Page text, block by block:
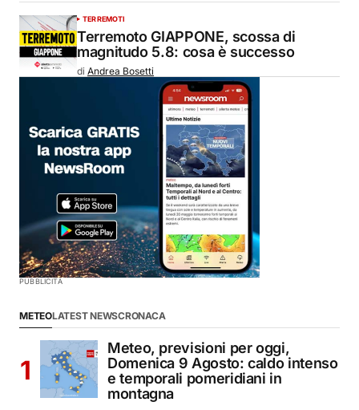
TERREMOTI
Terremoto GIAPPONE, scossa di
magnitudo 5.8: cosa è successo
di Andrea Bosetti
PUBBLICITÀ
METEOLATEST NEWSCRONACA
Meteo, previsioni per oggi,
Domenica 9 Agosto: caldo intenso
e temporali pomeridiani in
montagna